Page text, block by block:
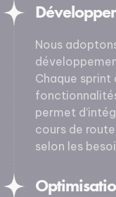
Nous
Chaque
permet
cours de
selon les